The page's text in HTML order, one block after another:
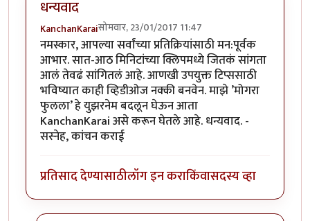
धन्यवाद
KanchanKaraiसोमवार, 23/01/2017 11:47
नमस्कार, आपल्या सर्वांच्या प्रतिक्रियांसाठी मन:पूर्वक
आभार. सात-आठ मिनिटांच्या क्लिपमध्ये जितकं सांगता
आलं तेवढं सांगितलं आहे. आणखी उपयुक्त टिप्ससाठी
भविष्यात काही व्हिडीओज नक्की बनवेन. माझे ’मोगरा
फुलला’ हे युझरनेम बदलून घेऊन आता
KanchanKarai असे करून घेतले आहे. धन्यवाद. -
सस्नेह, कांचन कराई
प्रतिसाद देण्यासाठीलॉग इन कराकिंवासदस्य व्हा